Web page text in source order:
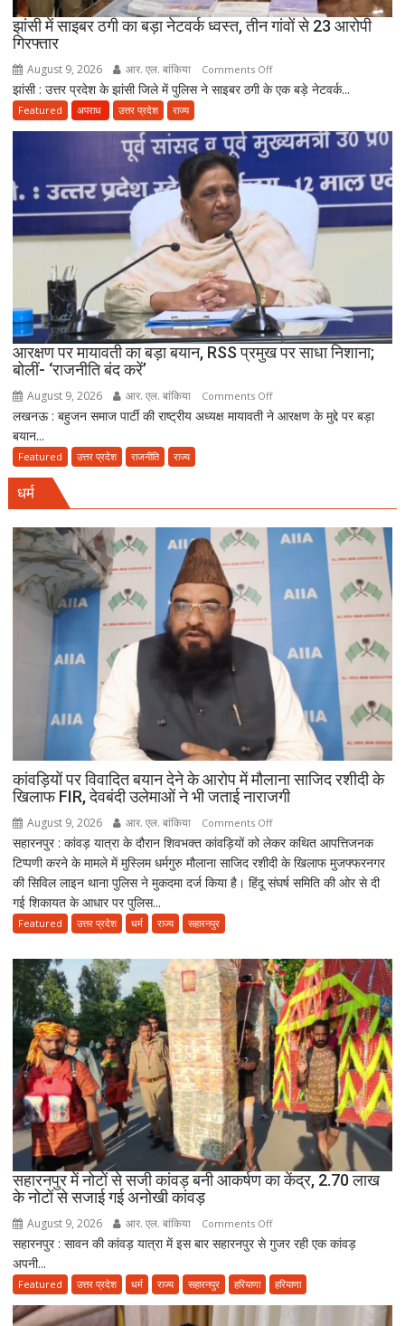
देवबंदी
जताई
झांसी में साइबर ठगी का बड़ा नेटवर्क ध्वस्त, तीन गांवों से 23 आरोपी
गिरफ्तार
August 9, 2026 आर. एल. बांकिया Comments Offon
झांसी
साइबर
ठगी
बड़ा
ध्वस्त,
तीन
से
23
आरोपी
गिरफ्तार
झांसी : उत्तर प्रदेश के झांसी जिले में पुलिस ने साइबर ठगी के एक बड़े नेटवर्क...
Featured अपराध उत्तर प्रदेश राज्य
आरक्षण पर मायावती का बड़ा बयान, RSS प्रमुख पर साधा निशाना;
बोलीं- ‘राजनीति बंद करें’
August 9, 2026 आर. एल. बांकिया Comments Offon
आरक्षण
RSS
साधा
‘राजनीति
करें’
लखनऊ : बहुजन समाज पार्टी की राष्ट्रीय अध्यक्ष मायावती ने आरक्षण के मुद्दे पर बड़ा
बयान...
Featured उत्तर प्रदेश राजनीति राज्य
धर्म
कांवड़ियों पर विवादित बयान देने के आरोप में मौलाना साजिद रशीदी के
खिलाफ FIR, देवबंदी उलेमाओं ने भी जताई नाराजगी
August 9, 2026 आर. एल. बांकिया Comments Offon
कांवड़ियों
पर
विवादित
आरोप
में
मौलाना
साजिद
रशीदी
के
खिलाफ
FIR,
देवबंदी
उलेमाओं
भी
नाराजगी
सहारनपुर : कांवड़ यात्रा के दौरान शिवभक्त कांवड़ियों को लेकर कथित आपत्तिजनक
टिप्पणी करने के मामले में मुस्लिम धर्मगुरु मौलाना साजिद रशीदी के खिलाफ मुजफ्फरनगर
की सिविल लाइन थाना पुलिस ने मुकदमा दर्ज किया है। हिंदू संघर्ष समिति की ओर से दी
गई शिकायत के आधार पर पुलिस...
Featured उत्तर प्रदेश धर्म राज्य सहारनपुर
सहारनपुर में नोटों से सजी कांवड़ बनी आकर्षण का केंद्र, 2.70 लाख
के नोटों से सजाई गई अनोखी कांवड़
August 9, 2026 आर. एल. बांकिया Comments Offon
सहारनपुर
नोटों
सहारनपुर : सावन की कांवड़ यात्रा में इस बार सहारनपुर से गुजर रही एक कांवड़
अपनी...
Featured उत्तर प्रदेश धर्म राज्य सहारनपुर हरियाणा हरियाणा